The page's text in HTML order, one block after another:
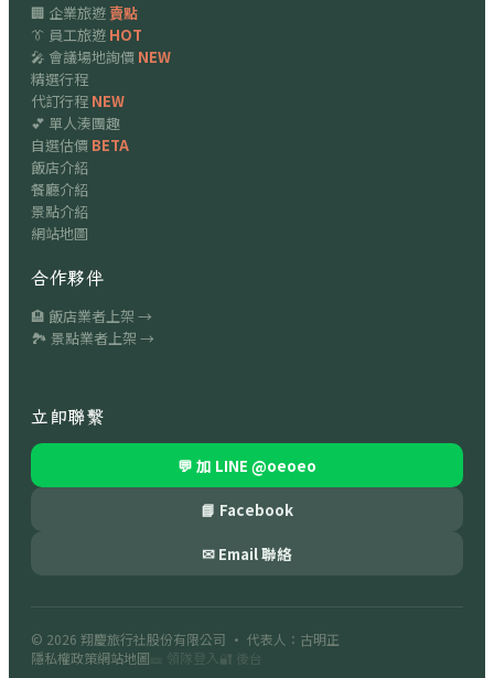
🏢 企業旅遊賣點
👔 員工旅遊 HOT
🎤 會議場地詢價 NEW
精選行程
代訂行程 NEW
💕 單人湊團趣
自選估價 BETA
飯店介紹
餐廳介紹
景點介紹
網站地圖
合作夥伴
🏨 飯店業者上架 →
🏞 景點業者上架 →
立即聯繫
💬 加 LINE @oeoeo
📘 Facebook
✉ Email 聯絡
© 2026 翔慶旅行社股份有限公司 · 代表人：古明正
隱私權政策網站地圖 🎫 領隊登入 🔐 後台